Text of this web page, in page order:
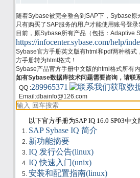
随着Sybase被完全整合到SAP下，Sybase原
只有购买了SAP服务的用户才能使用账号登
目前，原Sybase所有产品（包括：Adaptive
https://infocenter.sybase.com/help/
Sybase官方手册英文版有html和pdf两种格
方手册转为html格式！
Sybase产品官方手册中文版的html格式所有
如有Sybase数据库技术问题需要咨询，请联
QQ :289965371
Email:dbainfo@126.com
以下官方手册为SAP IQ 16.0 SP03中文
SAP Sybase IQ 简介
新功能摘要
IQ 发行公告(linux)
IQ 快速入门(unix)
安装和配置指南(linux)